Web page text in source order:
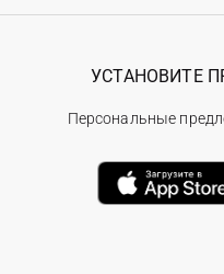
УСТАНОВИТЕ
Персональные